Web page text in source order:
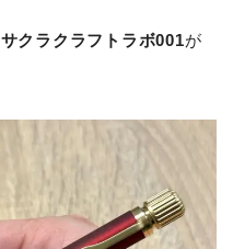
サクラクラフトラボ001が